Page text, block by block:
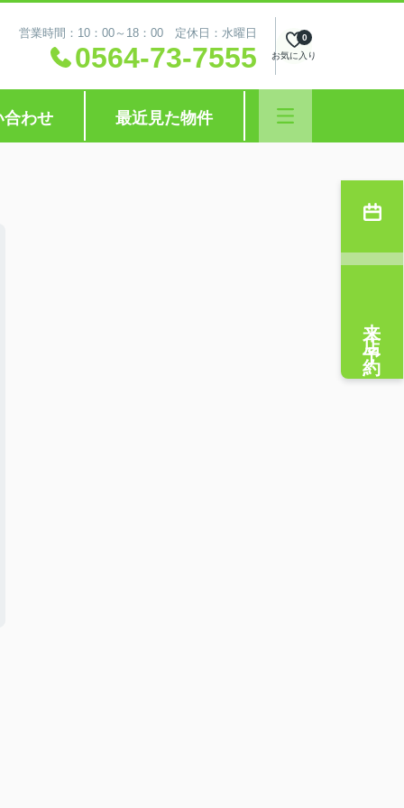
営業時間：10：00～18：00 定休日：水曜日
0564-73-7555 お気に入り
0
合わせ 最近見た物件
来店予約